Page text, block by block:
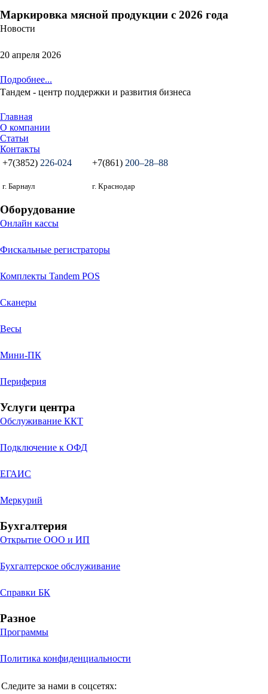
Маркировка мясной продукции с 2026 года
Новости
20 апреля 2026
Подробнее...
Тандем - центр поддержки и развития бизнеса
Главная
О компании
Статьи
Контакты
+7(3852) 226-024
г. Барнаул
+7(861) 200‒28‒88
г. Краснодар
Оборудование
Онлайн кассы
Фискальные регистраторы
Комплекты Tandem POS
Сканеры
Весы
Мини-ПК
Периферия
Услуги центра
Обслуживание ККТ
Подключение к ОФД
ЕГАИС
Меркурий
Бухгалтерия
Открытие ООО и ИП
Бухгалтерское обслуживание
Справки БК
Разное
Программы
Политика конфиденциальности
Следите за нами в соцсетях: